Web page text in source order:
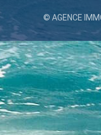
© AGENCE